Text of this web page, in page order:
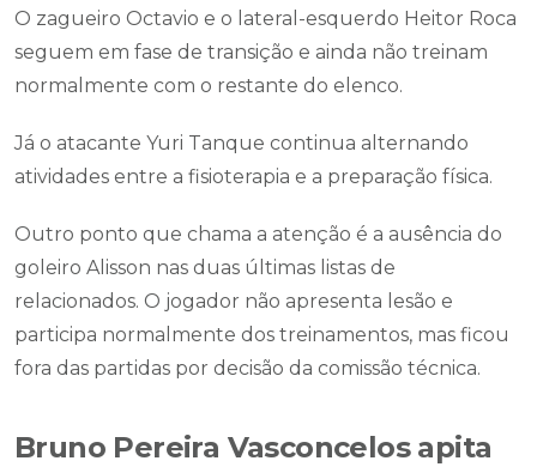
O zagueiro Octavio e o lateral-esquerdo Heitor Roca
seguem em fase de transição e ainda não treinam
normalmente com o restante do elenco.
Já o atacante Yuri Tanque continua alternando
atividades entre a fisioterapia e a preparação física.
Outro ponto que chama a atenção é a ausência do
goleiro Alisson nas duas últimas listas de
relacionados. O jogador não apresenta lesão e
participa normalmente dos treinamentos, mas ficou
fora das partidas por decisão da comissão técnica.
Bruno Pereira Vasconcelos apita